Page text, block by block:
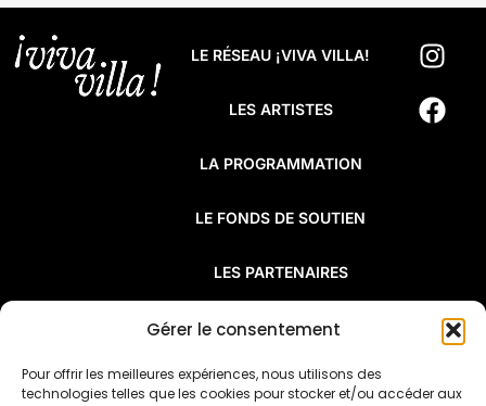
Gérer le consentement
Pour offrir les meilleures expériences, nous utilisons des
technologies telles que les cookies pour stocker et/ou accéder aux
LE RÉSEAU ¡VIVA VILLA!
LES ARTISTES
LA PROGRAMMATION
LE FONDS DE SOUTIEN
LES PARTENAIRES
FAQ
¡Viva Villa! est un réseau de résidences